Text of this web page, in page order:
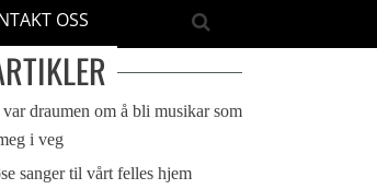
OSS
draumen om å bli musikar som
i veg
sanger til vårt felles hjem